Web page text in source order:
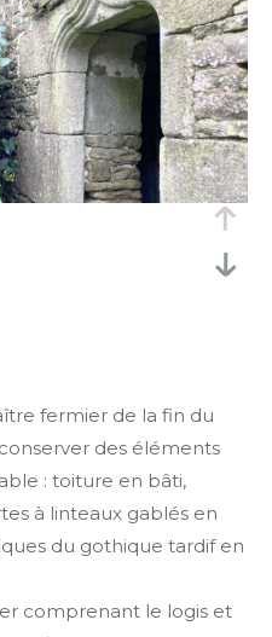
fermier de la fin du
des éléments
: toiture en bâti,
à linteaux gablés en
du gothique tardif en
comprenant le logis et